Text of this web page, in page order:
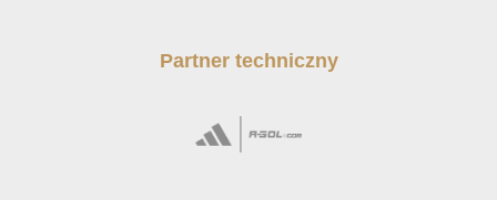
Partner techniczny